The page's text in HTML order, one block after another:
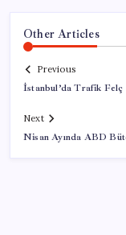
Other Articles
Previous
İstanbul’da Trafik Felç
Next
Nisan Ayında ABD